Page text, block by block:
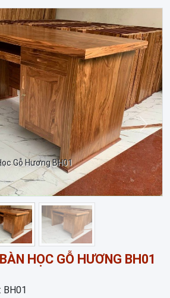
Gỗ Hương BH01
Sau
HỌC GỖ HƯƠNG BH01
: BH01